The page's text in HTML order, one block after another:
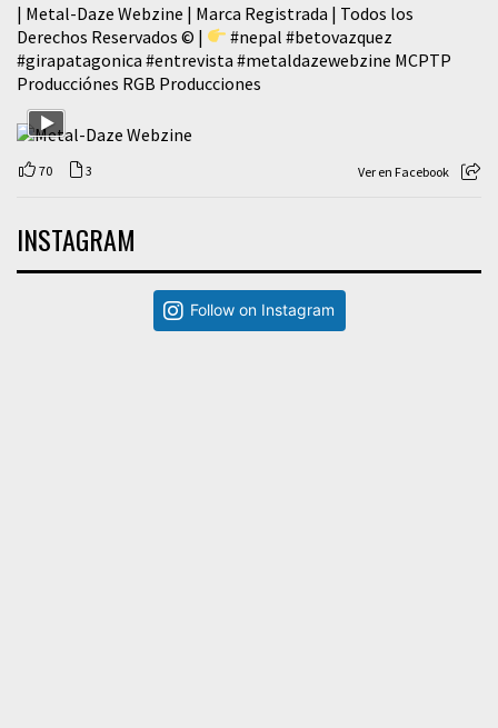
| Metal-Daze Webzine | Marca Registrada | Todos los
Derechos Reservados © |
#nepal #betovazquez
#girapatagonica #entrevista #metaldazewebzine MCPTP
Producciónes RGB Producciones
70 3 Ver en Facebook
INSTAGRAM
Follow on Instagram